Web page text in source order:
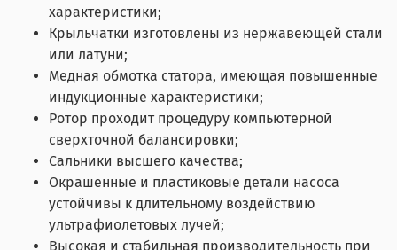
характеристики;
Крыльчатки изготовлены из нержавеющей стали
или латуни;
Медная обмотка статора, имеющая повышенные
индукционные характеристики;
Ротор проходит процедуру компьютерной
сверхточной балансировки;
Сальники высшего качества;
Окрашенные и пластиковые детали насоса
устойчивы к длительному воздействию
ультрафиолетовых лучей;
Высокая и стабильная производительность при